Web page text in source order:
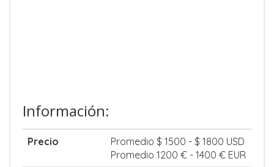
Información:
Precio
Promedio $ 1500 - $ 1800 USD
Promedio 1200 € - 1400 € EUR